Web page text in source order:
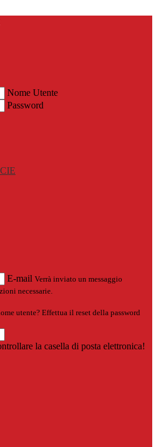
Nome Utente
Password
E-mail Verrà inviato un messaggio
necessarie.
utente? Effettua il reset della password
la casella di posta elettronica!